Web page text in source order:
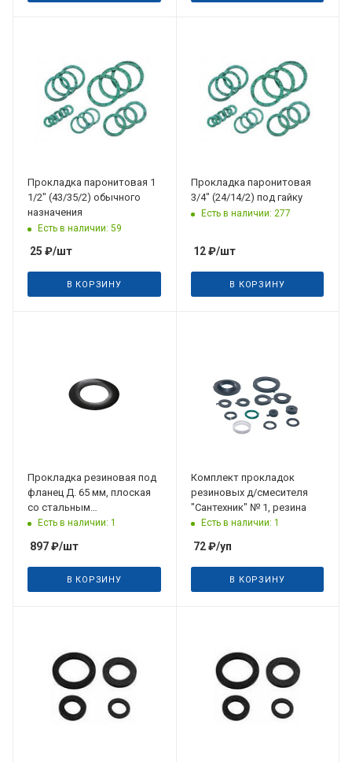
Прокладка паронитовая 1
1/2" (43/35/2) обычного
назначения
Есть в наличии: 59
25 ₽/шт
В КОРЗИНУ
Прокладка паронитовая
3/4" (24/14/2) под гайку
Есть в наличии: 277
12₽/шт
В КОРЗИНУ
Прокладка резиновая под
фланец Д. 65 мм, плоская
со стальным
армированием Hawle
Есть в наличии: 1
897₽/шт
В КОРЗИНУ
Комплект прокладок
резиновых д/смесителя
"Сантехник" № 1, резина
Есть в наличии: 1
72₽/уп
В КОРЗИНУ